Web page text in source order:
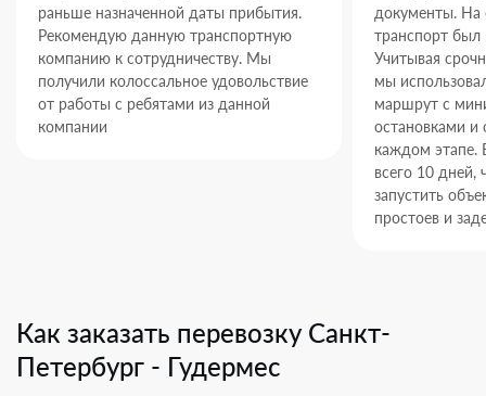
раньше назначенной даты прибытия.
Рекомендую данную транспортную
компанию к сотрудничеству. Мы
получили колоссальное удовольствие
от работы с ребятами из данной
компании
документы. На
транспорт был
Учитывая
мы
маршрут с
остановками и
каждом этапе.
всего 10 дней,
запустить
простоев и
Как заказать перевозку Санкт-
Петербург - Гудермес